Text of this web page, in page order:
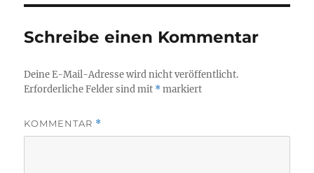
Schreibe einen Kommentar
Deine E-Mail-Adresse wird nicht veröffentlicht.
Erforderliche Felder sind mit *markiert
KOMMENTAR *